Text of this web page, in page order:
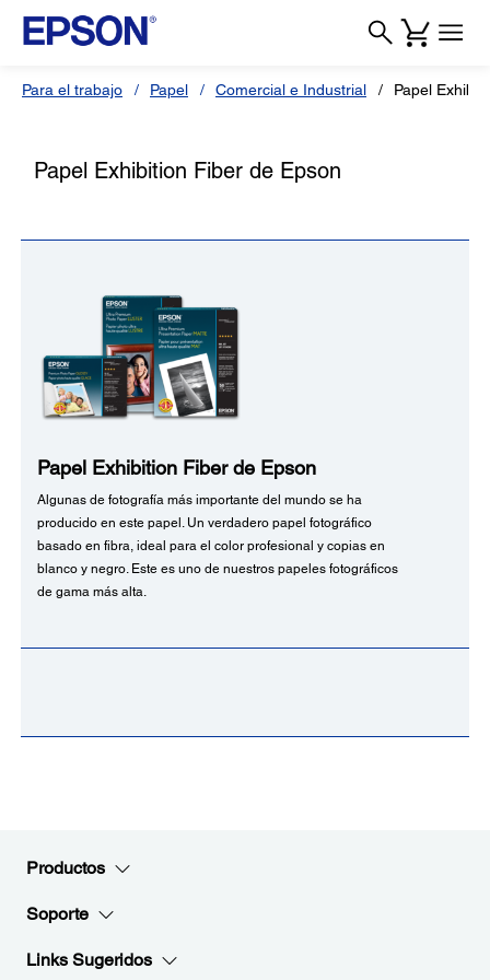
Para el trabajo Papel Comercial e Industrial Papel
Papel Exhibition Fiber de Epson
Papel Exhibition Fiber de Epson
Algunas de fotografía más importante del mundo se ha
producido en este papel. Un verdadero papel fotográfico
basado en fibra, ideal para el color profesional y copias en
blanco y negro. Este es uno de nuestros papeles fotográficos
de gama más alta.
Productos
Soporte
Links Sugeridos